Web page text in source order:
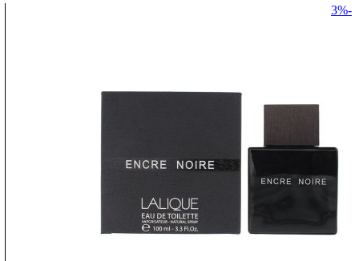
-3%